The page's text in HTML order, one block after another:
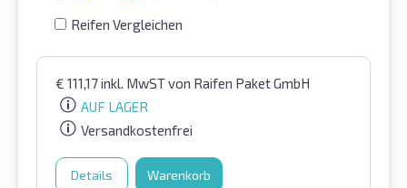
Reifen Vergleichen
€ 111,17inkl. MwSTvon Raifen Paket GmbH
AUF LAGER
Versandkostenfrei
Details Warenkorb